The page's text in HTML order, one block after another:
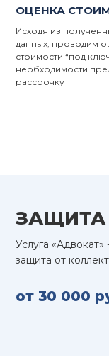
ОЦЕНКА
Исходя из
данных, проводим
стоимости “под
необходимости
рассрочку
ЗАЩИТА
Услуга
защита от
от 30 000